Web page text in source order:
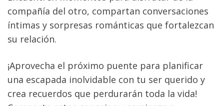
compañía del otro, compartan conversaciones
íntimas y sorpresas románticas que fortalezcan
su relación.
¡Aprovecha el próximo puente para planificar
una escapada inolvidable con tu ser querido y
crea recuerdos que perdurarán toda la vida!